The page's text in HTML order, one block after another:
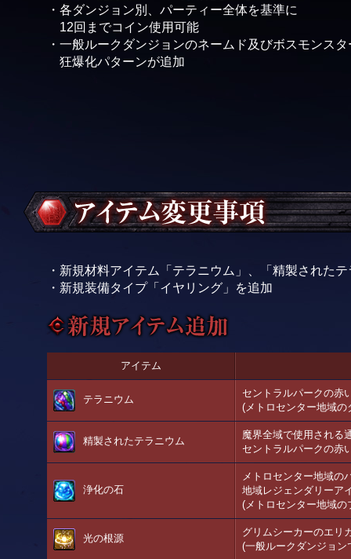
・各ダンジョン別、パーティー全体を基準に
12回までコイン使用可能
・一般ルークダンジョンのネームド及びボスモンスタ
狂爆化パターンが追加
・新規材料アイテム「テラニウム」、「精製された
・新規装備タイプ「イヤリング」を追加
アイテム
テラニウム
セントラルパークの赤
(メトロセンター地域
精製されたテラニウム
魔界全域で使用される
セントラルパークの赤
浄化の石
メトロセンター地域の
地域レジェンダリーア
(メトロセンター地域
光の根源
グリムシーカーのエリ
(一般ルークダンジョン